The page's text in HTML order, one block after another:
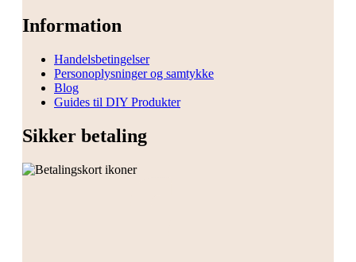
Information
Handelsbetingelser
Personoplysninger og samtykke
Blog
Guides til DIY Produkter
Sikker betaling